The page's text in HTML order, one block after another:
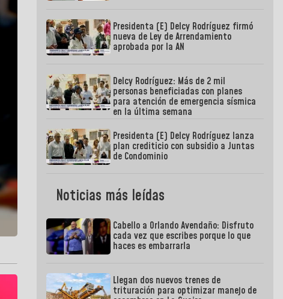
Presidenta (E) Delcy Rodríguez firmó
nueva de Ley de Arrendamiento
aprobada por la AN
Delcy Rodríguez: Más de 2 mil
personas beneficiadas con planes
para atención de emergencia sísmica
en la última semana
Presidenta (E) Delcy Rodríguez lanza
plan crediticio con subsidio a Juntas
de Condominio
Noticias más leídas
Cabello a Orlando Avendaño: Disfruto
cada vez que escribes porque lo que
haces es embarrarla
Llegan dos nuevos trenes de
trituración para optimizar manejo de